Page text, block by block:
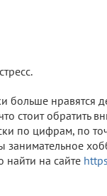
больше нравятся
стоит обратить
по цифрам, по
занимательное
найти на сайте